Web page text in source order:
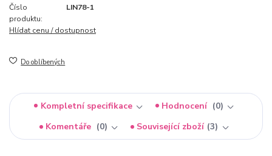
Číslo
produktu:
LIN78-1
Hlídat cenu / dostupnost
Do oblíbených
Kompletní specifikace Hodnocení
0
Komentáře
0 Související zboží 3